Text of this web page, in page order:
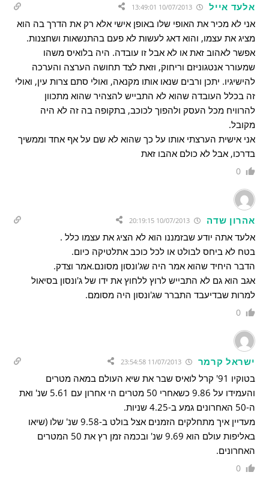
אלעד אייל
אני לא מכיר את האופי שלו באופן אישי אלא רק את הדרך בה הוא
מציג את עצמו, והוא דאג לעשות לא פעם בהתנשאות ושחצנות.
אפשר לאהוב זאת או לא אבל זו עובדה. היה בלואיס משהו
שמעורר אנטגוניזם וריחוק, וזאת לצד תחושה הערצה והערכה
להישיגיו. יתכן ורבים שנאו אותו מקנאה, ואולי סתם צרות עין, ואולי
זה בכלל העובדה שהוא לא התבייש להצהיר שהוא מתכוון
להרוויח מכל העסק ולהפוך לכוכב, בתקופה בה זה לא היה
מקובל.
אני אישית הערצתי אותו על כך שהוא לא שם על אף אחד וממשיך
בדרכו, אבל לא כולם אהבו זאת
0
אהרון שדה
אלעד אתה יודע שבזמננו הוא לא הציג את עצמו כלל .
בטח לא ביחס לבולט או לכל כוכב אתלטיקה כיום.
הדבר היחיד שהוא אמר היה שג'ונסון מסונם.אמר וצדק.
אגב הוא גם לא התבייש לרוץ ללחוץ את ידו של ג'ונסון בסיאול
למרות שבדיעבד התברר שג'ונסון היה מסומם.
0
ישראל קרמר 11/07/2013 23:54:58
בטוקיו 91' קרל לואיס שבר את שיא העולם במאה מטרים
והעמידו על 9.86 כשאחרי 50 מטרים הי אחרון עם 5.61 שנ' ואת
ה-50 האחרונים גמע ב-4.25 שניות.
מעדיין איך מתחלקים הזמנים אצל בולט ב-9.58 שנ' שלו (שיאו
באליפות עולם הוא 9.69 שנ' ובכמה זמן רץ את 50 המטרים
האחרונים.
0